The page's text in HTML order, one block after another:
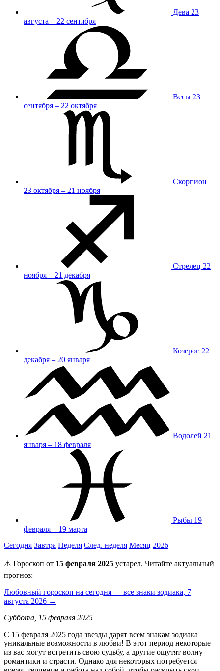
Дева 23
августа – 22 сентября
Весы 23
сентября – 22 октября
Скорпион
23 октября – 21 ноября
Стрелец 22
ноября – 21 декабря
Козерог 22
декабря – 20 января
Водолей 21
января – 18 февраля
Рыбы 19
февраля – 19 марта
Сегодня Завтра Неделя След. неделя Месяц 2026
⚠️ Гороскоп от 15 февраля 2025 устарел. Читайте актуальный
прогноз:
Любовный гороскоп на сегодня — все знаки зодиака, 7
августа 2026 →
Суббота, 15 февраля 2025
С 15 февраля 2025 года звезды дарят всем знакам зодиака
уникальные возможности в любви! В этот период некоторые
из вас могут встретить свою судьбу, а другие ощутят волну
романтики и страсти. Однако для некоторых потребуется